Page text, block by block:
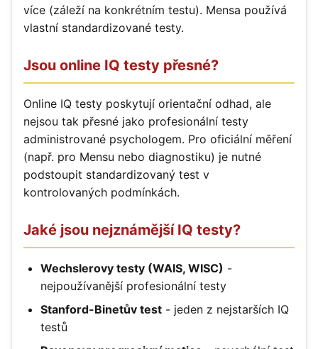
více (záleží na konkrétním testu). Mensa používá
vlastní standardizované testy.
Jsou online IQ testy přesné?
Online IQ testy poskytují orientační odhad, ale
nejsou tak přesné jako profesionální testy
administrované psychologem. Pro oficiální měření
(např. pro Mensu nebo diagnostiku) je nutné
podstoupit standardizovaný test v
kontrolovaných podmínkách.
Jaké jsou nejznámější IQ testy?
Wechslerovy testy (WAIS, WISC) -
nejpoužívanější profesionální testy
Stanford-Binetův test - jeden z nejstarších IQ
testů